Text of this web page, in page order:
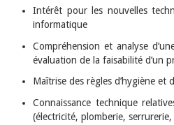
Intérêt pour les nouvelles
informatique
Compréhension et analyse
évaluation de la faisabilité d’un
Maîtrise des règles d’hygiène et
Connaissance technique
(électricité, plomberie, serrurerie,